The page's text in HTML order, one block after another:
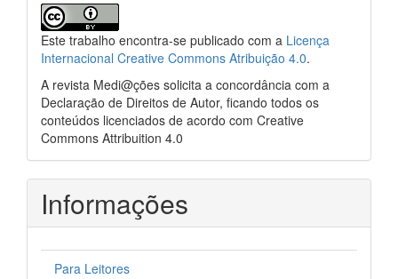
Este trabalho encontra-se publicado com a Licença
Internacional Creative Commons Atribuição 4.0.
A revista Medi@ções solicita a concordância com a
Declaração de Direitos de Autor, ficando todos os
conteúdos licenciados de acordo com Creative
Commons Attribuition 4.0
Informações
Para Leitores